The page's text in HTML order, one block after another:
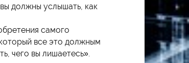
должны услышать, как
самого
все это должным
чего вы лишаетесь».